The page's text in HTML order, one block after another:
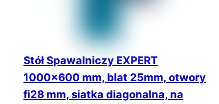
Stół Spawalniczy EXPERT
1000×600 mm, blat 25mm, otwory
fi28 mm, siatka diagonalna, na